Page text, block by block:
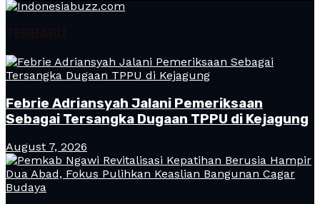
TERBARU
Febrie Adriansyah Jalani Pemeriksaan
Sebagai Tersangka Dugaan TPPU di Kejagung
August 7, 2026